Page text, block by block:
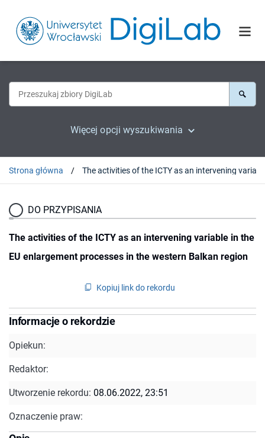
Więcej opcji wyszukiwania
Strona główna
DO PRZYPISANIA
The activities of the ICTY as an intervening variable in the
EU enlargement processes in the western Balkan region
Kopiuj link do rekordu
Informacje o rekordzie
Opiekun:
Redaktor:
Utworzenie rekordu: 08.06.2022, 23:51
Oznaczenie praw: